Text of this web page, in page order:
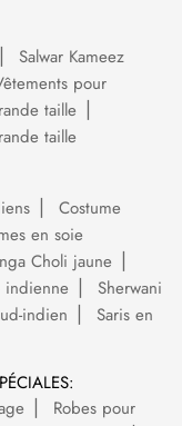
Salwar Kameez
pour
taille
taille
Costume
en soie
Choli jaune
indienne
Sherwani
indien
Saris en
Robes pour